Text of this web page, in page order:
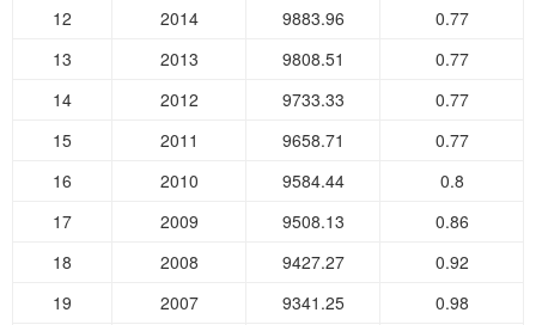
12
2014 9883.96
0.77
13
2013 9808.51
0.77
14
2012 9733.33
0.77
15
2011 9658.71
0.77
16
2010 9584.44
0.8
17
2009 9508.13
0.86
18
2008 9427.27
0.92
19
2007 9341.25
0.98